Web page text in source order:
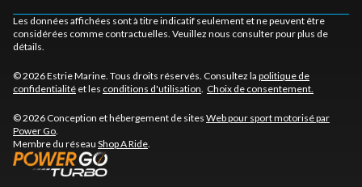
Les données affichées sont à titre indicatif seulement et ne peuvent être
considérées comme contractuelles. Veuillez nous consulter pour plus de
détails.
© 2026 Estrie Marine. Tous droits réservés. Consultez la politique de
confidentialité et les conditions d'utilisation. Choix de consentement.
© 2026 Conception et hébergement de sites Web pour sport motorisé par
Power Go.
Membre du réseau Shop A Ride.